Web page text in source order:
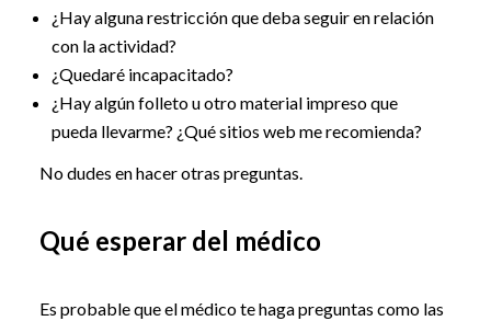
¿Hay alguna restricción que deba seguir en relación
con la actividad?
¿Quedaré incapacitado?
¿Hay algún folleto u otro material impreso que
pueda llevarme? ¿Qué sitios web me recomienda?
No dudes en hacer otras preguntas.
Qué esperar del médico
Es probable que el médico te haga preguntas como las